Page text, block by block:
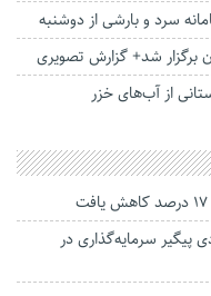
سرد و بارشی از دوشنبه
شد+ گزارش تصویری
هلدینگ اقتصادی پیگیر سرمایه‌گذاری در